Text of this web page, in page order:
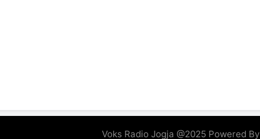
Voks Radio Jogja @2025 Powered By